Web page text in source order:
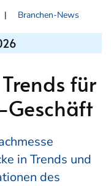
| Branchen-News
für
in Trends und
des